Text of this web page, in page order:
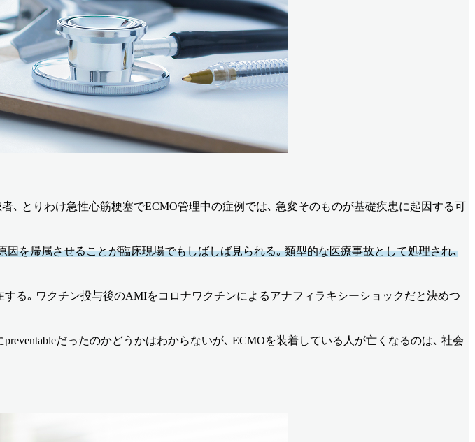
､ とりわけ急性心筋梗塞でECMO管理中の症例では､ 急変そのものが基礎疾患に起因する可
を帰属させることが臨床現場でもしばしば見られる｡ 類型的な医療事故として処理され､
る｡ ワクチン投与後のAMIをコロナワクチンによるアナフィラキシーショックだと決めつ
だったのかどうかはわからないが､ ECMOを装着している人が亡くなるのは､ 社会